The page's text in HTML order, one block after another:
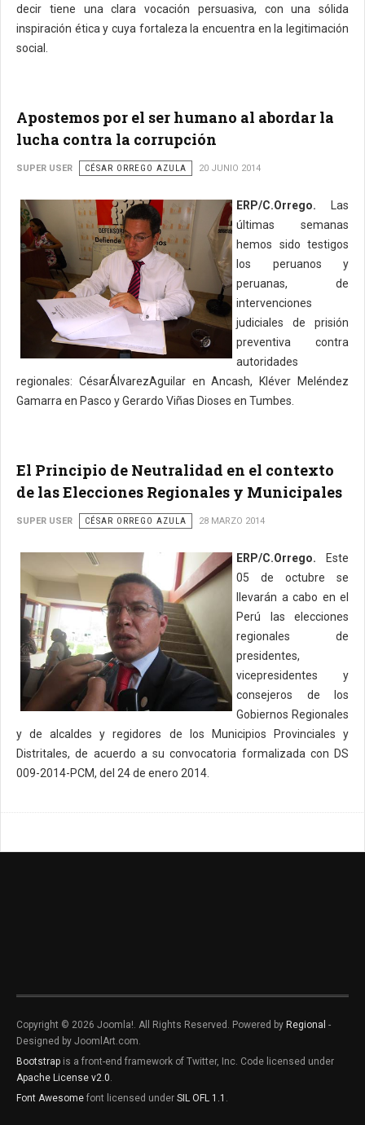
decir tiene una clara vocación persuasiva, con una sólida
inspiración ética y cuya fortaleza la encuentra en la legitimación
social.
Apostemos por el ser humano al abordar la
lucha contra la corrupción
SUPER USER CÉSAR ORREGO AZULA 20 JUNIO 2014
ERP/C.Orrego. Las
últimas semanas
hemos sido testigos
los peruanos y
peruanas, de
intervenciones
judiciales de prisión
preventiva contra
autoridades
regionales: CésarÁlvarezAguilar en Ancash, Kléver Meléndez
Gamarra en Pasco y Gerardo Viñas Dioses en Tumbes.
El Principio de Neutralidad en el contexto
de las Elecciones Regionales y Municipales
SUPER USER CÉSAR ORREGO AZULA 28 MARZO 2014
ERP/C.Orrego. Este
05 de octubre se
llevarán a cabo en el
Perú las elecciones
regionales de
presidentes,
vicepresidentes y
consejeros de los
Gobiernos Regionales
y de alcaldes y regidores de los Municipios Provinciales y
Distritales, de acuerdo a su convocatoria formalizada con DS
009-2014-PCM, del 24 de enero 2014.
Copyright © 2026 Joomla!. All Rights Reserved. Powered by Regional -
Designed by JoomlArt.com.
Bootstrap is a front-end framework of Twitter, Inc. Code licensed under
Apache License v2.0.
Font Awesome font licensed under SIL OFL 1.1 .